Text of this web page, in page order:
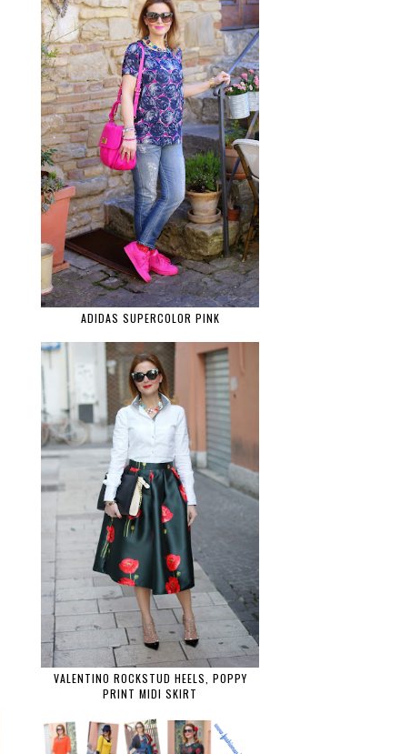
ADIDAS SUPERCOLOR PINK
VALENTINO ROCKSTUD HEELS, POPPY
PRINT MIDI SKIRT